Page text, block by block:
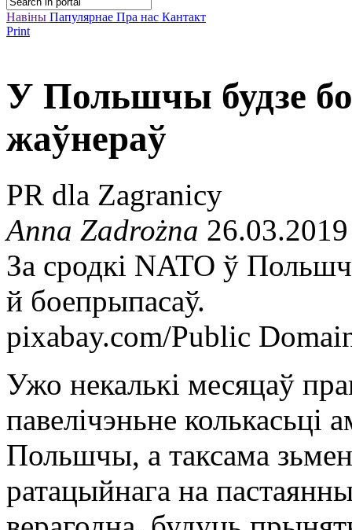
Навіны Папулярнае Пра нас Кантакт
Print
У Польшчы будзе
жаўнераў
PR dla Zagranicy
Anna Zadrożna
За сродкі NATO ў
й боепрыпасаў.
pixabay.com/Public
Ужо некалькі месяцаў
павелічэньне колькасьці
Польшчы, а таксама
ратацыйнага на